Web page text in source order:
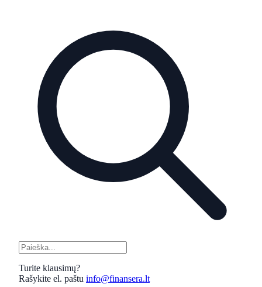
Turite klausimų?
Rašykite el. paštu info@finansera.lt